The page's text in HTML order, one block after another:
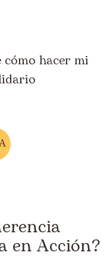
cómo hacer mi
en Acción?